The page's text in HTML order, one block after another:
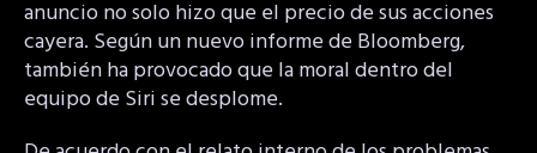
anuncio no solo hizo que el precio de sus acciones
cayera. Según un nuevo informe de Bloomberg,
también ha provocado que la moral dentro del
equipo de Siri se desplome.